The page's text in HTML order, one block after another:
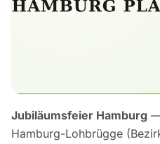
Jubiläumsfeier Hamburg
Hamburg-Lohbrügge